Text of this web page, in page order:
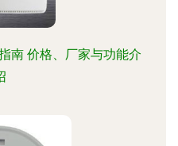
南 价格、厂家与功能介